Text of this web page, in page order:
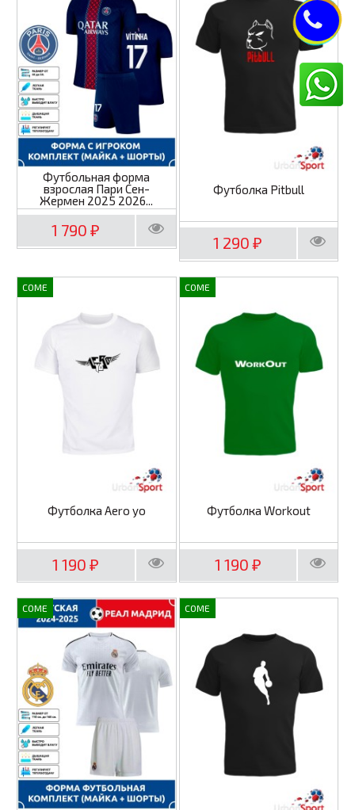
Футбольная форма
взрослая Пари Сен-
Жермен 2025 2026...
1 790₽
Футболка Pitbull
1 290₽
COME
Футболка Aero yo
1 190₽
COME
Футболка Workout
1 190 ₽
COME COME